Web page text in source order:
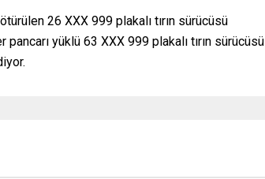
26 XXX 999 plakalı tırın sürücüsü
yüklü 63 XXX 999 plakalı tırın sürücüsü